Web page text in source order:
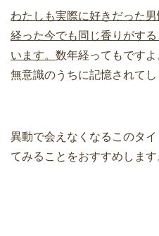
わたしも実際に好きだった
経った今でも同じ香りがす
います。 数年経ってもです
無意識のうちに記憶されてし
異動で会えなくなるこのタ
てみることをおすすめします